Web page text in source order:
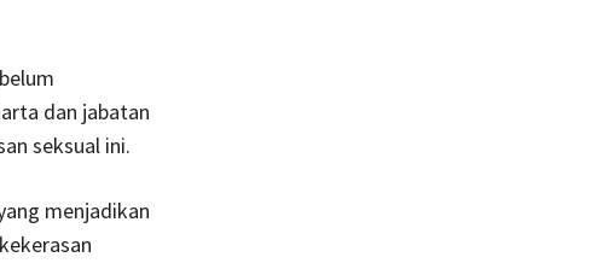
dan jabatan
seksual ini.
menjadikan